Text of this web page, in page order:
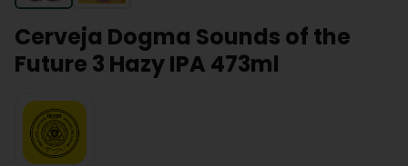
Cerveja Dogma Sounds of the
Future 3 Hazy IPA 473ml